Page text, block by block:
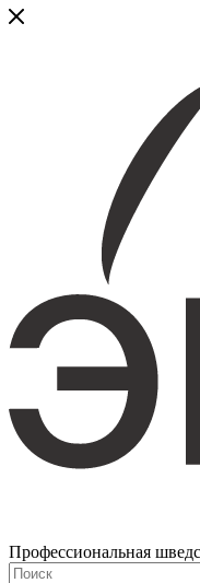
Профессиональная